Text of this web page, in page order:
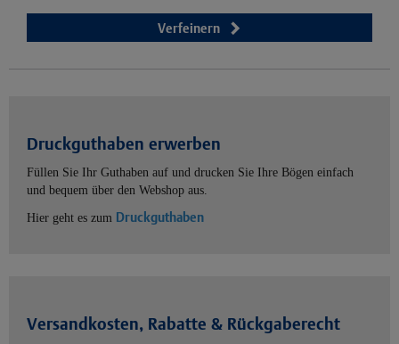
Verfeinern
Druckguthaben erwerben
Füllen Sie Ihr Guthaben auf und drucken Sie Ihre Bögen einfach
und bequem über den Webshop aus.
Hier geht es zum Druckguthaben
Versandkosten, Rabatte & Rückgaberecht